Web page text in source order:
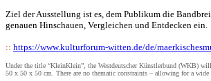
Ziel der Ausstellung ist es, dem Publikum die
genauen Hinschauen, Vergleichen und Entdecken ein.
:: https://www.kulturforum-witten.de/de/
Under the title “KleinKlein”, the Westdeutscher Künstlerbund (WKB)
50 x 50 x 50 cm. There are no thematic constraints – allowing for a wide